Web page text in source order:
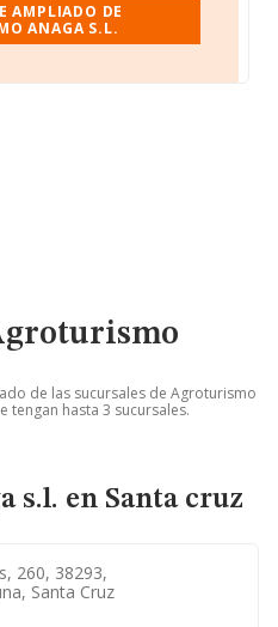
AMPLIADO DE
ANAGA S.L.
de las sucursales de Agroturismo
tengan hasta 3 sucursales.
s.l. en Santa cruz
260, 38293,
Santa Cruz